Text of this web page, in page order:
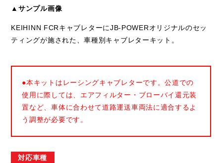
▲サンプル画像
KEIHINN FCRキャブレターにJB-POWERオリジナルのセッ
ティングが施された、車種別キャブレターキット。
●本キットはレーシングキャブレターです。公道での
使用に際しては、エアフィルター・ブローバイ還元装
置など、車体に合わせて道路運送車両法に適合するよ
う調整が必要です。
対応車種